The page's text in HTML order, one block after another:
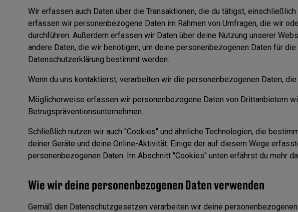
Wir erfassen auch Daten über die Transaktionen, die du tätigst,
erfassen wir personenbezogene Daten im Rahmen von Umfragen, die wir
durchführen. Außerdem erfassen wir Daten über deine Nutzung unserer
andere Daten, die wir benötigen, um deine personenbezogenen Daten für
Datenschutzerklärung bestimmt werden.
Wenn du uns kontaktierst, verarbeiten wir die personenbezogenen Daten,
Möglicherweise erfassen wir personenbezogene Daten von Drittanbietern
Betrugspräventionsunternehmen.
Schließlich nutzen wir auch "Cookies" und ähnliche Technologien, die
deiner Geräte und deine Online-Aktivität. Einige der auf diesem Wege
personenbezogenen Daten. Im Abschnitt "Cookies" unten erfährst du mehr
Wie wir deine personenbezogenen Daten verwenden
Gemäß den Datenschutzgesetzen verarbeiten wir deine